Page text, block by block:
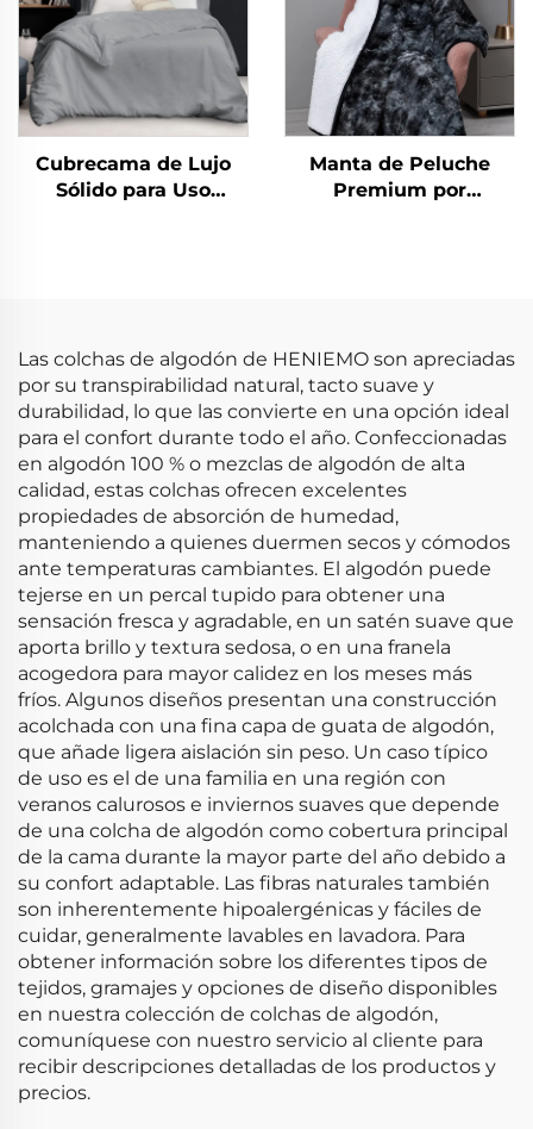
exclusivo
Cubrecama de Lujo
Sólido para Uso
Manta de Peluche
Premium por
Todas las Temporadas
Las colchas de algodón de HENIEMO son apreciadas
por su transpirabilidad natural, tacto suave y
durabilidad, lo que las convierte en una opción ideal
para el confort durante todo el año. Confeccionadas
en algodón 100 % o mezclas de algodón de alta
calidad, estas colchas ofrecen excelentes
propiedades de absorción de humedad,
manteniendo a quienes duermen secos y cómodos
ante temperaturas cambiantes. El algodón puede
tejerse en un percal tupido para obtener una
sensación fresca y agradable, en un satén suave que
aporta brillo y textura sedosa, o en una franela
acogedora para mayor calidez en los meses más
fríos. Algunos diseños presentan una construcción
acolchada con una fina capa de guata de algodón,
que añade ligera aislación sin peso. Un caso típico
de uso es el de una familia en una región con
veranos calurosos e inviernos suaves que depende
de una colcha de algodón como cobertura principal
de la cama durante la mayor parte del año debido a
su confort adaptable. Las fibras naturales también
son inherentemente hipoalergénicas y fáciles de
cuidar, generalmente lavables en lavadora. Para
obtener información sobre los diferentes tipos de
tejidos, gramajes y opciones de diseño disponibles
en nuestra colección de colchas de algodón,
comuníquese con nuestro servicio al cliente para
recibir descripciones detalladas de los productos y
precios.